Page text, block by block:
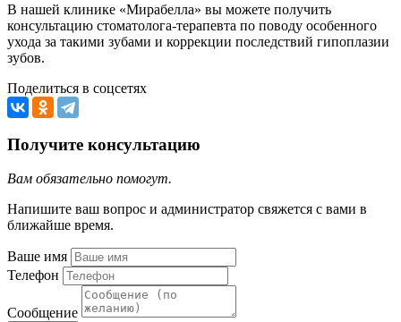
В нашей клинике «Мирабелла» вы можете получить
консультацию стоматолога-терапевта по поводу особенного
ухода за такими зубами и коррекции последствий гипоплазии
зубов.
Поделиться в соцсетях
Получите консультацию
Вам обязательно помогут.
Напишите ваш вопрос и администратор свяжется с вами в
ближайше время.
Ваше имя
Телефон
Сообщение